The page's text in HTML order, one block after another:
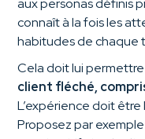
connaît à la fois les
habitudes de chaque
Cela doit lui
client fléché,
L’expérience doit
Proposez par